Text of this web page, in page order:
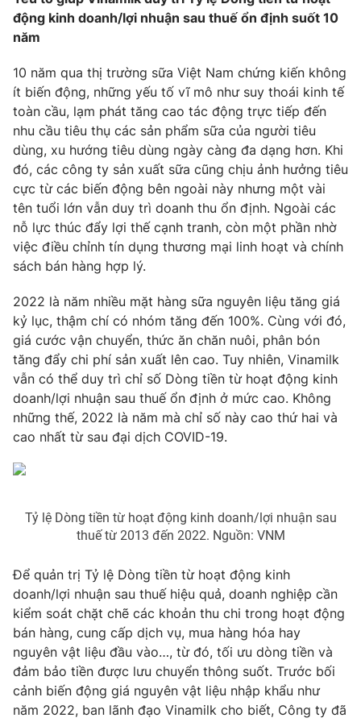
THỜI BÁO VTV
Theo dõi báo trên
Cơ quan chủ quản:Đài Truyền hình Việt Nam
Cơ quan báo chí:Thời báo VTV
Giấy phép hoạt động báo in và báo điện tử số 483/GP-BTTTT
cấp ngày 29/12/2023
Tổng Biên tập:Vũ Thanh Thủy
Phó Tổng Biên tập:
Nguyễn Trọng Ninh
Tổng đài VTV: 024.38 355 931 - 024.38 355 932
Ðiện thoại Thời báo VTV: 024.66 897 897
Email:toasoan@vtv.vn
Liên hệ quảng cáo: 024-7300.7108
® Cấm sao chép dưới mọi hình thức nếu không có sự chấp
thuận bằng văn bản. Ghi rõ nguồn VTV.vn khi phát hành lại
thông tin từ website này.
động kinh doanh/lợi nhuận sau thuế ổn định suốt 10
năm
10 năm qua thị trường sữa Việt Nam chứng kiến không
ít biến động, những yếu tố vĩ mô như suy thoái kinh tế
toàn cầu, lạm phát tăng cao tác động trực tiếp đến
nhu cầu tiêu thụ các sản phẩm sữa của người tiêu
dùng, xu hướng tiêu dùng ngày càng đa dạng hơn. Khi
đó, các công ty sản xuất sữa cũng chịu ảnh hưởng tiêu
cực từ các biến động bên ngoài này nhưng một vài
tên tuổi lớn vẫn duy trì doanh thu ổn định. Ngoài các
nỗ lực thúc đẩy lợi thế cạnh tranh, còn một phần nhờ
việc điều chỉnh tín dụng thương mại linh hoạt và chính
sách bán hàng hợp lý.
2022 là năm nhiều mặt hàng sữa nguyên liệu tăng giá
kỷ lục, thậm chí có nhóm tăng đến 100%. Cùng với đó,
giá cước vận chuyển, thức ăn chăn nuôi, phân bón
tăng đẩy chi phí sản xuất lên cao. Tuy nhiên, Vinamilk
vẫn có thể duy trì chỉ số Dòng tiền từ hoạt động kinh
doanh/lợi nhuận sau thuế ổn định ở mức cao. Không
những thế, 2022 là năm mà chỉ số này cao thứ hai và
cao nhất từ sau đại dịch COVID-19.
Tỷ lệ Dòng tiền từ hoạt động kinh doanh/lợi nhuận sau
thuế từ 2013 đến 2022. Nguồn: VNM
Để quản trị Tỷ lệ Dòng tiền từ hoạt động kinh
doanh/lợi nhuận sau thuế hiệu quả, doanh nghiệp cần
kiểm soát chặt chẽ các khoản thu chi trong hoạt động
bán hàng, cung cấp dịch vụ, mua hàng hóa hay
nguyên vật liệu đầu vào…, từ đó, tối ưu dòng tiền và
đảm bảo tiền được lưu chuyển thông suốt. Trước bối
cảnh biến động giá nguyên vật liệu nhập khẩu như
năm 2022, ban lãnh đạo Vinamilk cho biết, Công ty đã